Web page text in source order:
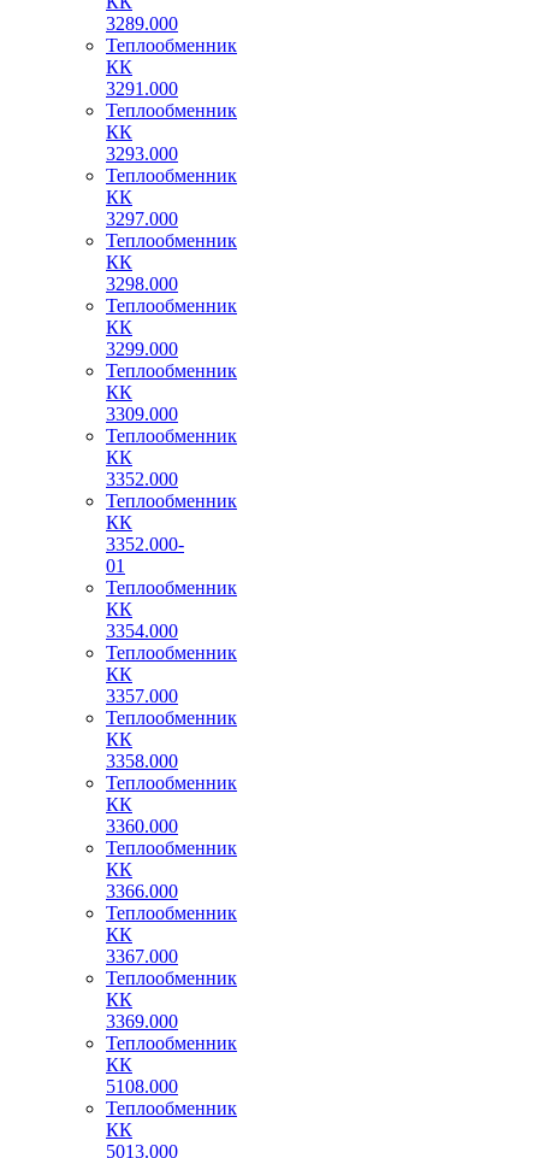
3289.000
Теплообменник
КК
3291.000
Теплообменник
КК
3293.000
Теплообменник
КК
3297.000
Теплообменник
КК
3298.000
Теплообменник
КК
3299.000
Теплообменник
КК
3309.000
Теплообменник
КК
3352.000
Теплообменник
КК
3352.000-
01
Теплообменник
КК
3354.000
Теплообменник
КК
3357.000
Теплообменник
КК
3358.000
Теплообменник
КК
3360.000
Теплообменник
КК
3366.000
Теплообменник
КК
3367.000
Теплообменник
КК
3369.000
Теплообменник
КК
5108.000
Теплообменник
КК
5013.000